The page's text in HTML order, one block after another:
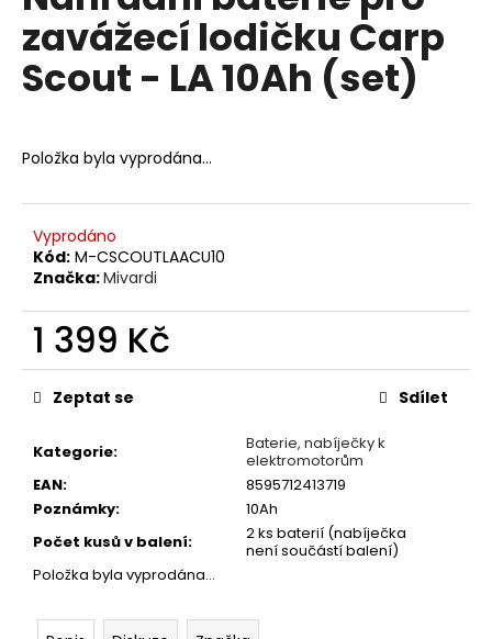
z
5
hvězdiček.
zavážecí lodičku Carp
Scout - LA 10Ah (set)
Položka byla vyprodána…
Vyprodáno
Kód: M-CSCOUTLAACU10
Značka:Mivardi
1 399 Kč
Měrná
cena:
Kategorie:
Baterie, nabíječky k
elektromotorům
EAN:
8595712413719
Poznámky:
10Ah
Počet kusů v balení:
2 ks baterií (nabíječka
není součástí balení)
Položka byla vyprodána…
Zeptat se Sdílet
a
j
í
HLEDAT
o
p
č
u
e